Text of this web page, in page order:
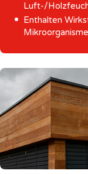
Luft-/
Enthalten